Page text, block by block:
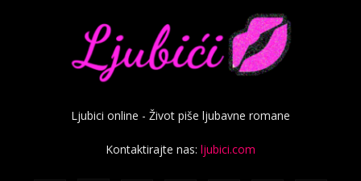
Ljubici online - Život piše ljubavne romane
Kontaktirajte nas: ljubici.com